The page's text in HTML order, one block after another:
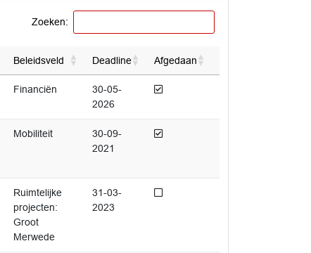
Zoeken:
Beleidsveld Deadline Afgedaan
Financiën
30-05-
2026
Afgedaan
Mobiliteit
30-09-
2021
Afgedaan
Ruimtelijke
projecten:
Groot
Merwede
31-03-
2023
Niet afgedaan